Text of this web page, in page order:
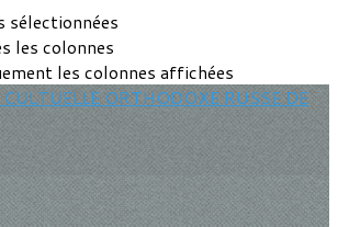
sélectionnées
les colonnes
les colonnes affichées